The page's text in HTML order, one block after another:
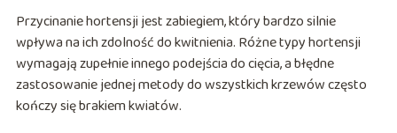
Przycinanie hortensji jest zabiegiem, który bardzo silnie
wpływa na ich zdolność do kwitnienia. Różne typy hortensji
wymagają zupełnie innego podejścia do cięcia, a błędne
zastosowanie jednej metody do wszystkich krzewów często
kończy się brakiem kwiatów.